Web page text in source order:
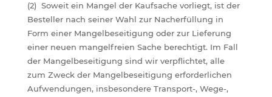
(2) Soweit ein Mangel der Kaufsache vorliegt, ist der
Besteller nach seiner Wahl zur Nacherfüllung in
Form einer Mangelbeseitigung oder zur Lieferung
einer neuen mangelfreien Sache berechtigt. Im Fall
der Mangelbeseitigung sind wir verpflichtet, alle
zum Zweck der Mangelbeseitigung erforderlichen
Aufwendungen, insbesondere Transport-, Wege-,